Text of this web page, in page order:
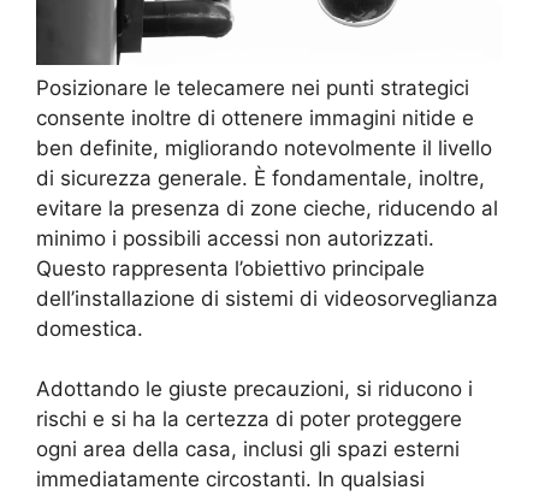
Posizionare le telecamere nei punti strategici
consente inoltre di ottenere immagini nitide e
ben definite, migliorando notevolmente il livello
di sicurezza generale. È fondamentale, inoltre,
evitare la presenza di zone cieche, riducendo al
minimo i possibili accessi non autorizzati.
Questo rappresenta l’obiettivo principale
dell’installazione di sistemi di videosorveglianza
domestica.
Adottando le giuste precauzioni, si riducono i
rischi e si ha la certezza di poter proteggere
ogni area della casa, inclusi gli spazi esterni
immediatamente circostanti. In qualsiasi